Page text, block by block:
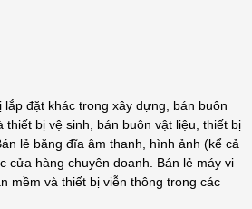
lắp đặt khác trong xây dựng, bán buôn
thiết bị vệ sinh, bán buôn vật liệu, thiết bị
lẻ băng đĩa âm thanh, hình ảnh (kể cả
cửa hàng chuyên doanh. Bán lẻ máy vi
mềm và thiết bị viễn thông trong các